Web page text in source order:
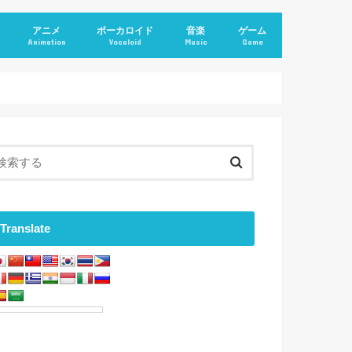
アニメ
Animation
ボーカロイド
Vocaloid
音楽
Music
ゲーム
Game
Translate